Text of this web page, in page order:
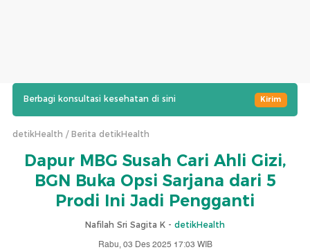
Berbagi konsultasi kesehatan di sini Kirim
detikHealth Berita detikHealth
Dapur MBG Susah Cari Ahli Gizi,
BGN Buka Opsi Sarjana dari 5
Prodi Ini Jadi Pengganti
Nafilah Sri Sagita K - detikHealth
Rabu, 03 Des 2025 17:03 WIB